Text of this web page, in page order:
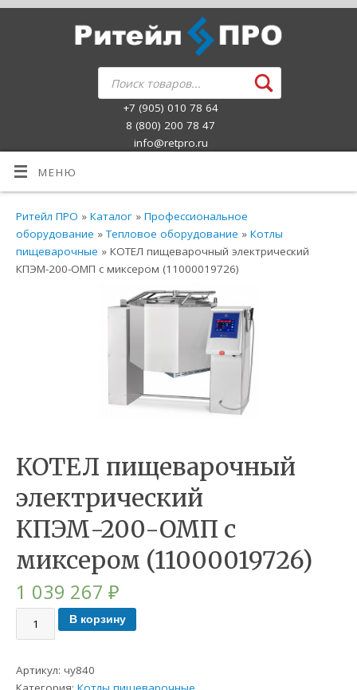
+7 (905) 010 78 64
8 (800) 200 78 47
info@retpro.ru
МЕНЮ
Ритейл ПРО »Каталог »Профессиональное
оборудование »Тепловое оборудование »Котлы
пищеварочные » КОТЕЛ пищеварочный электрический
КПЭМ-200-ОМП с миксером (11000019726)
КОТЕЛ пищеварочный
электрический
КПЭМ-200-ОМП с
миксером (11000019726)
1 039 267₽
В корзину
Артикул:чу840